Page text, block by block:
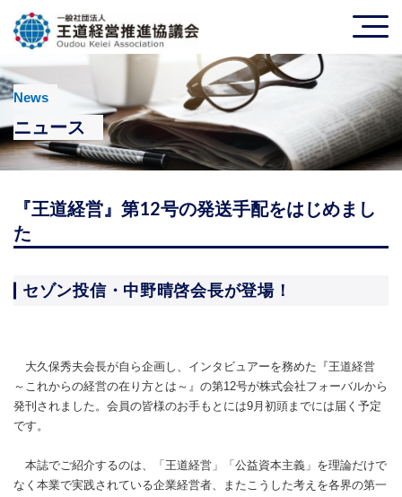
News
ニュース
『王道経営』第12号の発送手配をはじめまし
た
セゾン投信・中野晴啓会長が登場！
大久保秀夫会長が自ら企画し、インタビュアーを務めた『王道経営
～これからの経営の在り方とは～』の第12号が株式会社フォーバルから
発刊されました。会員の皆様のお手もとには9月初頭までには届く予定
です。
本誌でご紹介するのは、「王道経営」「公益資本主義」を理論だけで
なく本業で実践されている企業経営者、またこうした考えを各界の第一